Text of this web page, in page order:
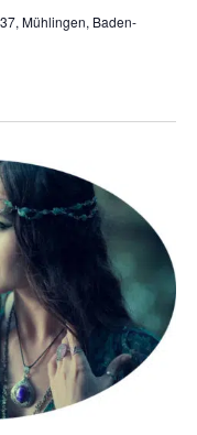
Mühlingen, Baden-